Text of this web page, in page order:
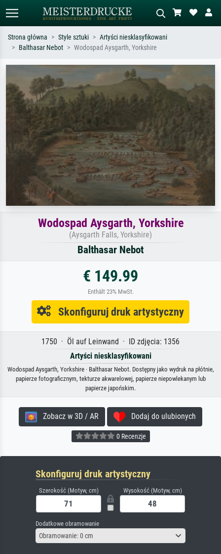
Szukaj wg artysty, tytułu lub stylu – np.
Monet, Gwiaździsta noc,
impresjonizm, fala Hokusaia, akt.
Opisz scenę – np. zielona łąka,
abstrakcja z czerwienią, ciemny olej,
stojący akt obok drzewa.
Strona główna Style sztuki
Artyści niesklasyfikowani
Balthasar Nebot
Wodospad Aysgarth, Yorkshire
Wodospad Aysgarth, Yorkshire
(Aysgarth Falls, Yorkshire)
Balthasar Nebot
€ 149.99
Enthält 23% MwSt.
Skonfiguruj druk artystyczny
1750 · Öl auf Leinwand · ID zdjęcia: 1356
Artyści niesklasyfikowani
Wodospad Aysgarth, Yorkshire · Balthasar Nebot. Dostępny jako wydruk na płótnie,
papierze fotograficznym, tekturze akwarelowej, papierze niepowlekanym lub
papierze japońskim.
Zobacz w 3D / AR Dodaj do ulubionych
0 Recenzje
Skonfiguruj druk artystyczny
Szerokość (Motyw, cm) Wysokość (Motyw, cm)
Dodatkowe obramowanie
Obramowanie: 0 cm